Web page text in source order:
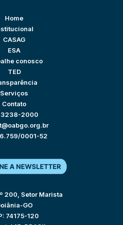
Home
CASAG
ESA
conosco
TED
Serviços
Contato
3238-2000
0001-52
200, Setor Marista
GO
74175-120